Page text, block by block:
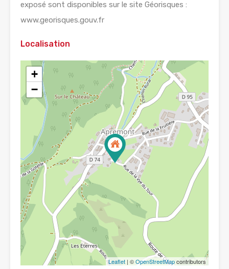
exposé sont disponibles sur le site Géorisques :
www.georisques.gouv.fr
Localisation
+
−
Leaflet | ©OpenStreetMapcontributors